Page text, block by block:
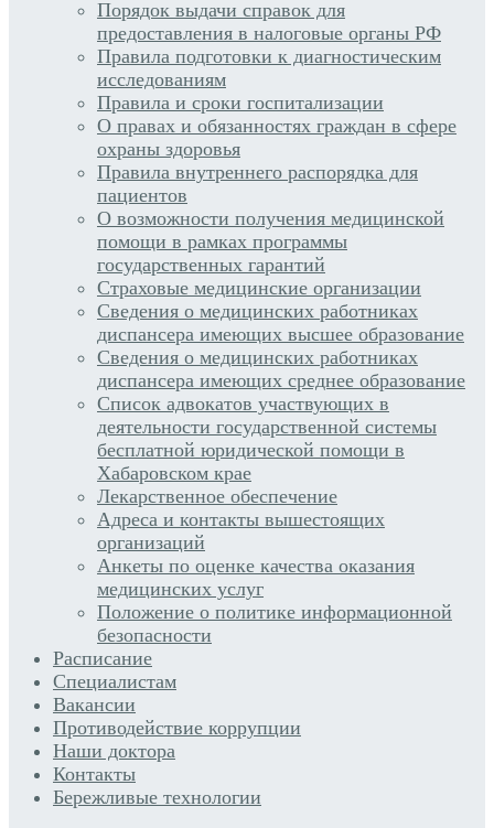
Порядок выдачи справок для
предоставления в налоговые органы РФ
Правила подготовки к диагностическим
исследованиям
Правила и сроки госпитализации
О правах и обязанностях граждан в сфере
охраны здоровья
Правила внутреннего распорядка для
пациентов
О возможности получения медицинской
помощи в рамках программы
государственных гарантий
Страховые медицинские организации
Сведения о медицинских работниках
диспансера имеющих высшее образование
Сведения о медицинских работниках
диспансера имеющих среднее образование
Список адвокатов участвующих в
деятельности государственной системы
бесплатной юридической помощи в
Хабаровском крае
Лекарственное обеспечение
Адреса и контакты вышестоящих
организаций
Анкеты по оценке качества оказания
медицинских услуг
Положение о политике информационной
безопасности
Расписание
Специалистам
Вакансии
Противодействие коррупции
Наши доктора
Контакты
Бережливые технологии